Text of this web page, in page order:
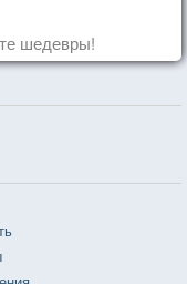
шедевры!